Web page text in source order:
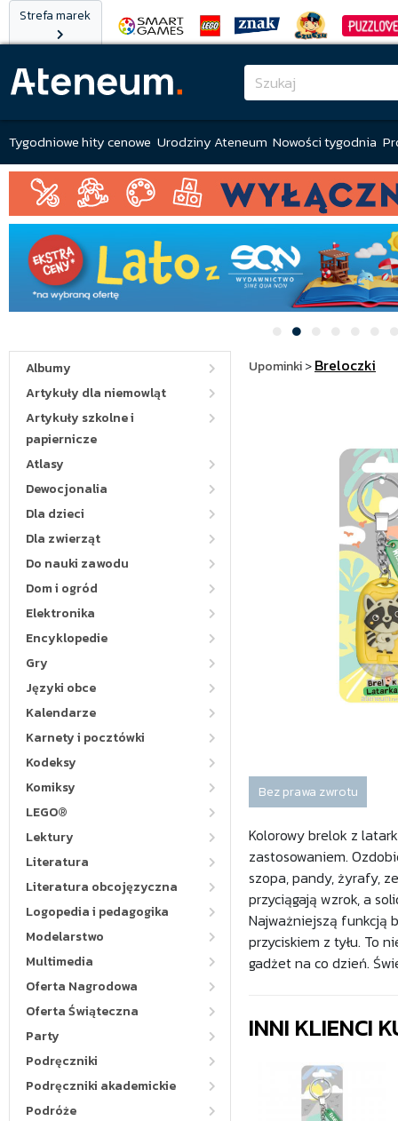
Strefa marek
Tygodniowe hity cenowe Urodziny Ateneum Nowości tygodnia
Albumy
Artykuły dla niemowląt
Artykuły szkolne i
papiernicze
Atlasy
Dewocjonalia
Dla dzieci
Dla zwierząt
Do nauki zawodu
Dom i ogród
Elektronika
Encyklopedie
Gry
Języki obce
Kalendarze
Karnety i pocztówki
Kodeksy
Komiksy
LEGO®
Lektury
Literatura
Literatura obcojęzyczna
Logopedia i pedagogika
Modelarstwo
Multimedia
Oferta Nagrodowa
Oferta Świąteczna
Party
Podręczniki
Podręczniki akademickie
Podróże
Upominki>Breloczki
Bez prawa zwrotu
Kolorowy brelok z
zastosowaniem.
szopa, pandy, żyrafy,
przyciągają wzrok, a
Najważniejszą funkcją
przyciskiem z tyłu. To
gadżet na co dzień.
INNI KLIENCI